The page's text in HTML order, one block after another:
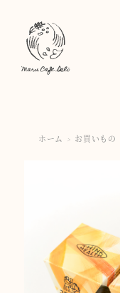
ホーム > お買いもの